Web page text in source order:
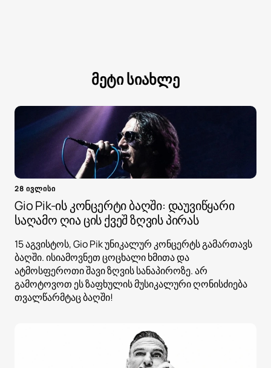
მეტი სიახლე
28 ივლისი
Gio Pik-ის კონცერტი ბაღში: დაუვიწყარი
საღამო ღია ცის ქვეშ ზღვის პირას
15 აგვისტოს, Gio Pik უნიკალურ კონცერტს გამართავს
ბაღში. ისიამოვნეთ ცოცხალი ხმითა და
ატმოსფეროთი შავი ზღვის სანაპიროზე. არ
გამოტოვოთ ეს ზაფხულის მუსიკალური ღონისძიება
თვალწარმტაც ბაღში!